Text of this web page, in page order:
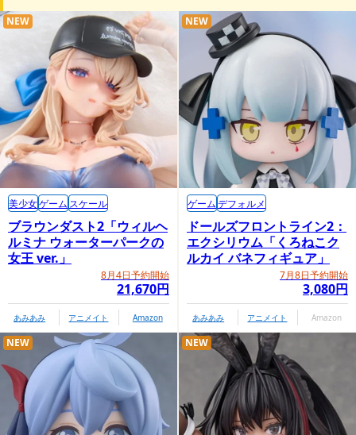
ブラウンダスト2「ウィルヘ
ルミナ ウォーターパークの
女王 ver.」
8月4日予約開始
21,670円
NEW
美少女ゲーム スケール
あみあみ アニメイト Amazon
ドールズフロントライン2：
エクシリウム「くろねこク
ルカイ バネフィギュア」
7月8日予約開始
3,080円
NEW
ゲームデフォルメ
あみあみ アニメイト Amazon
NEW NEW